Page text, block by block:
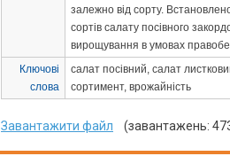
залежно від сорту.
сортів салату посівного
вирощування в умовах
Ключові
слова
салат посівний, салат
сортимент, врожайність
Завантажити файл (завантажень: